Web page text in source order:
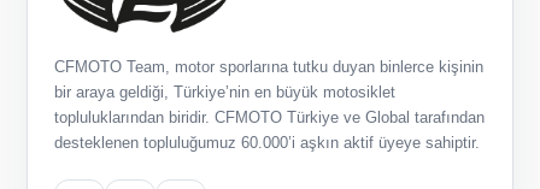
CFMOTO Team, motor sporlarına tutku duyan binlerce kişinin
bir araya geldiği, Türkiye’nin en büyük motosiklet
topluluklarından biridir. CFMOTO Türkiye ve Global tarafından
desteklenen topluluğumuz 60.000’i aşkın aktif üyeye sahiptir.